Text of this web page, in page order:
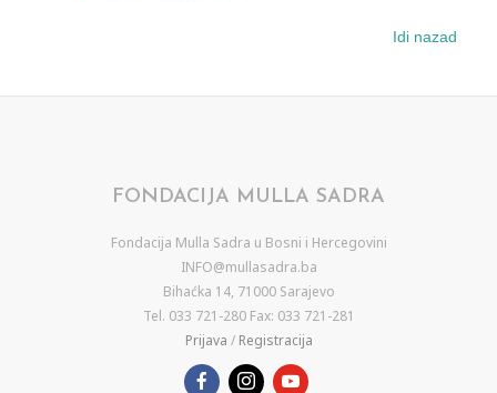
Idi nazad
FONDACIJA MULLA SADRA
Fondacija Mulla Sadra u Bosni i Hercegovini
INFO@mullasadra.ba
Bihaćka 14, 71000 Sarajevo
Tel. 033 721-280 Fax: 033 721-281
Prijava / Registracija